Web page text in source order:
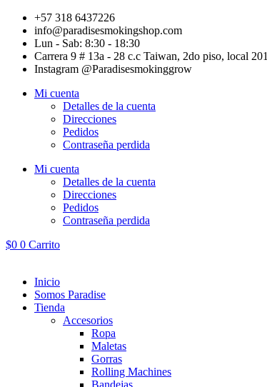
contenido
+57 318 6437226
info@paradisesmokingshop.com
Lun - Sab: 8:30 - 18:30
Carrera 9 # 13a - 28 c.c Taiwan, 2do piso, local 201
Instagram @Paradisesmokinggrow
Mi cuenta
Detalles de la cuenta
Direcciones
Pedidos
Contraseña perdida
Mi cuenta
Detalles de la cuenta
Direcciones
Pedidos
Contraseña perdida
$0 0 Carrito
Inicio
Somos Paradise
Tienda
Accesorios
Ropa
Maletas
Gorras
Rolling Machines
Bandejas